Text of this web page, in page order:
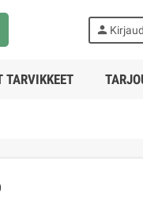
person
TARVIKKEET